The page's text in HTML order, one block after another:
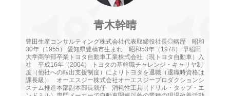
青木幹晴
豊田生産コンサルティング株式会社代表取締役社長◎略歴 昭和
30年（1955） 愛知県豊橋市生まれ 昭和53年（1978） 早稲田
大学商学部卒業トヨタ自動車工業株式会社（現トヨタ自動車）入
社 平成16年（2004） トヨタの基幹職チャレンジ・キャリヤ制
度（他社への転出支援制度）によりトヨタを退職（退職時資格は
課長級） オーエスジー株式会社オーエスジープロダクションシ
ステム推進本部副本部長就任 消耗性工具（ドリル・タップ・エ